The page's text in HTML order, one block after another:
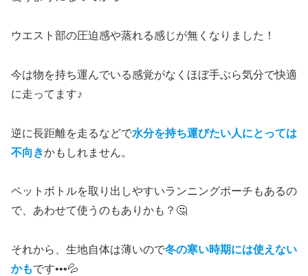
ウエスト部の圧迫感や蒸れる感じが無くなりました！
今は物を持ち運んでいる感覚がなくほぼ手ぶら気分で快適
に走ってます♪
逆に長距離を走るなどで水分を持ち運びたい人にとっては
不向きかもしれません。
ペットボトルを取り出しやすいランニングポーチもあるの
で、あわせて使うのもありかも？🤔
それから、生地自体は薄いので冬の寒い時期には使えない
かもです•••💦